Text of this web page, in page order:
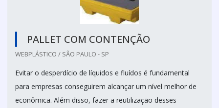
PALLET COM CONTENÇÃO
WEBPLÁSTICO / SÃO PAULO - SP
Evitar o desperdício de líquidos e fluídos é fundamental
para empresas conseguirem alcançar um nível melhor de
econômica. Além disso, fazer a reutilização desses